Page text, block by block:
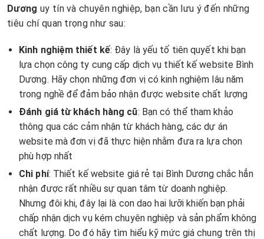
Dương uy tín và chuyên nghiệp, bạn cần lưu ý đến những
tiêu chí quan trọng như sau:
Kinh nghiệm thiết kế: Đây là yếu tố tiên quyết khi bạn
lựa chọn công ty cung cấp dịch vụ thiết kế website Bình
Dương. Hãy chọn những đơn vị có kinh nghiệm lâu năm
trong nghề để đảm bảo nhận được website chất lượng
Đánh giá từ khách hàng cũ: Bạn có thể tham khảo
thông qua các cảm nhận từ khách hàng, các dự án
website mà đơn vị đã thực hiện nhằm đưa ra lựa chọn
phù hợp nhất
Chi phí: Thiết kế website giá rẻ tại Bình Dương chắc hẳn
nhận được rất nhiều sự quan tâm từ doanh nghiệp.
Nhưng đôi khi, đây lại là con dao hai lưỡi khiến bạn phải
chấp nhận dịch vụ kém chuyên nghiệp và sản phẩm không
chất lượng. Do đó hãy tìm hiểu kỹ mức giá chung trên thị